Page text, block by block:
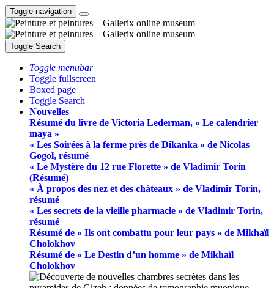
Toggle navigation
Toggle Search
Toggle menubar
Toggle fullscreen
Boxed page
Toggle Search
Nouvelles
Résumé du livre de Victoria Lederman, « Le calendrier
maya »
« Les Soirées à la ferme près de Dikanka » de Nicolas
Gogol, résumé
« Le Mystère du 12 rue Florette » de Vladimir Torin
(Résumé)
« À propos des nez et des châteaux » de Vladimir Torin,
résumé
« Les secrets de la vieille pharmacie » de Vladimir Torin,
résumé
Résumé de « Ils ont combattu pour leur pays » de Mikhaïl
Cholokhov
Résumé de « Le Destin d’un homme » de Mikhaïl
Cholokhov